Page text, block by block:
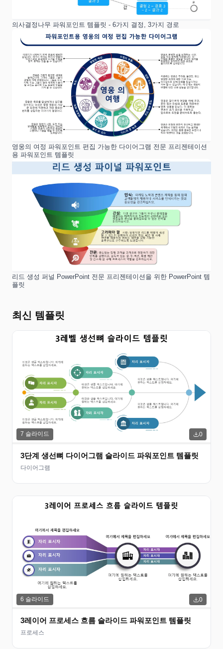
의사결정나무 파워포인트 템플릿 - 6가지 결정, 3가지 경로
영웅의 여정 파워포인트 편집 가능한 다이어그램 전문 프리젠테이션
용 파워포인트 템플릿
리드 생성 퍼널 PowerPoint 전문 프리젠테이션을 위한 PowerPoint 템
플릿
최신 템플릿
7 슬라이드 0
3단계 생선뼈 다이어그램 슬라이드 파워포인트 템플릿
다이어그램
6 슬라이드 0
3레이어 프로세스 흐름 슬라이드 파워포인트 템플릿
프로세스